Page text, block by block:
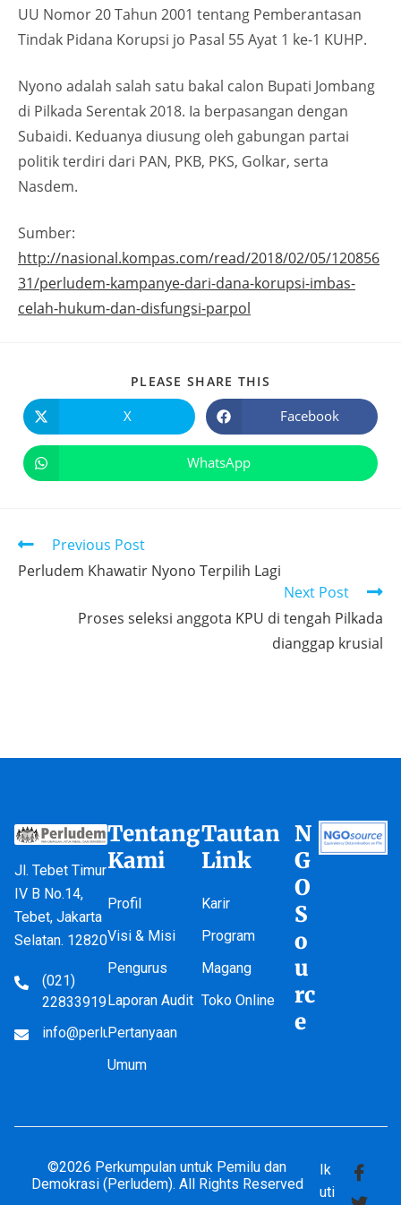
UU Nomor 20 Tahun 2001 tentang Pemberantasan
Tindak Pidana Korupsi jo Pasal 55 Ayat 1 ke-1 KUHP.
Nyono adalah salah satu bakal calon Bupati Jombang
di Pilkada Serentak 2018. Ia berpasangan dengan
Subaidi. Keduanya diusung oleh gabungan partai
politik terdiri dari PAN, PKB, PKS, Golkar, serta
Nasdem.
Sumber:
http://nasional.kompas.com/read/2018/02/05/120856
31/perludem-kampanye-dari-dana-korupsi-imbas-
celah-hukum-dan-disfungsi-parpol
PLEASE SHARE THIS
X Facebook
WhatsApp
Previous Post
Perludem Khawatir Nyono Terpilih Lagi
Next Post
Proses seleksi anggota KPU di tengah Pilkada
dianggap krusial
Jl. Tebet Timur
IV B No.14,
Tebet, Jakarta
Selatan. 12820
(021)
22833919
info@perludem.or.id
Tentang
Kami
Profil
Visi & Misi
Pengurus
Laporan Audit
Pertanyaan
Umum
Tautan
Link
Karir
Program
Magang
Toko Online
N
G
O
S
o
u
rc
e
©2026 Perkumpulan untuk Pemilu dan
Demokrasi (Perludem). All Rights Reserved
Ik
uti